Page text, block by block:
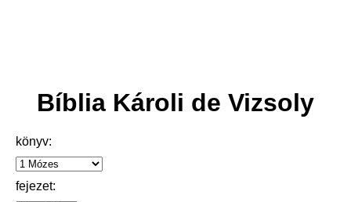
Bíblia Károli de Vizsoly
könyv:
fejezet: